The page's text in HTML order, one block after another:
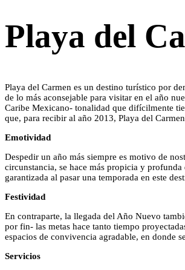
Playa del
Playa del Carmen es un destino turístico por
de lo más aconsejable para visitar en el año
Caribe Mexicano- tonalidad que difícilmente
que, para recibir al año 2013, Playa del
Emotividad
Despedir un año más siempre es motivo de
circunstancia, se hace más propicia y
garantizada al pasar una temporada en este
Festividad
En contraparte, la llegada del Año Nuevo
por fin- las metas hace tanto tiempo
espacios de convivencia agradable, en donde
Servicios